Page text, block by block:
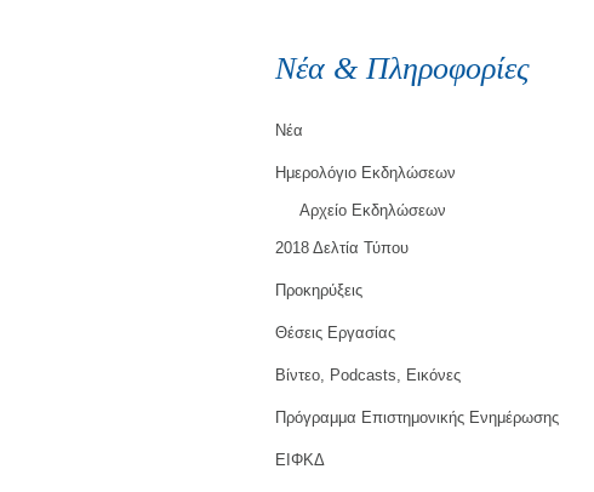
Νέα & Πληροφορίες
Νέα
Ημερολόγιο Εκδηλώσεων
Αρχείο Εκδηλώσεων
2018 Δελτία Τύπου
Προκηρύξεις
Θέσεις Εργασίας
Βίντεο, Podcasts, Εικόνες
Πρόγραμμα Επιστημονικής Ενημέρωσης
ΕΙΦΚΔ